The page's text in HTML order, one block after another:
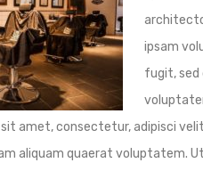
ipsam
fugit, sed
amet, consectetur, adipisci
aliquam quaerat voluptatem.